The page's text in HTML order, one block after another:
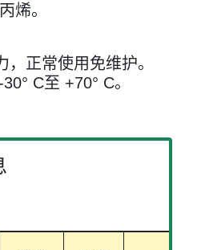
烯。
，正常使用免维护。
C至 +70° C。